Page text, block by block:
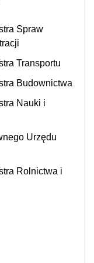
Spraw
Transportu
Budownictwa
Nauki i
Urzędu
Rolnictwa i